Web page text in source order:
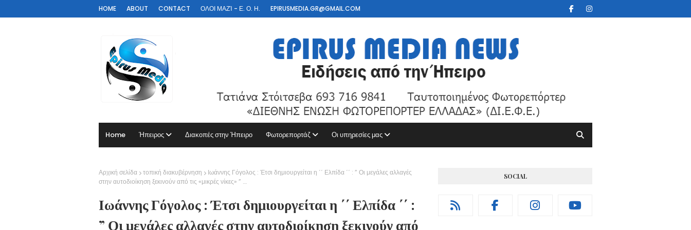
HOME ABOUT CONTACT ΟΛΟΙ ΜΑΖΊ - Ε. Ο. Η. EPIRUSMEDIA.GR@GMAIL.COM
Home Ήπειρος Διακοπές στην Ήπειρο Φωτορεπορτάζ Οι υπηρεσίες μας
Αρχική σελίδα τοπική διακυβέρνηση
Ιωάννης Γόγολος : Έτσι δημιουργείται η ΄΄ Ελπίδα ΄΄ : ” Οι μεγάλες αλλαγές
στην αυτοδιοίκηση ξεκινούν από τις «μικρές νίκες» ” ….
Ιωάννης Γόγολος : Έτσι δημιουργείται η ΄΄ Ελπίδα ΄΄ :
” Οι μεγάλες αλλαγές στην αυτοδιοίκηση ξεκινούν από
SOCIAL